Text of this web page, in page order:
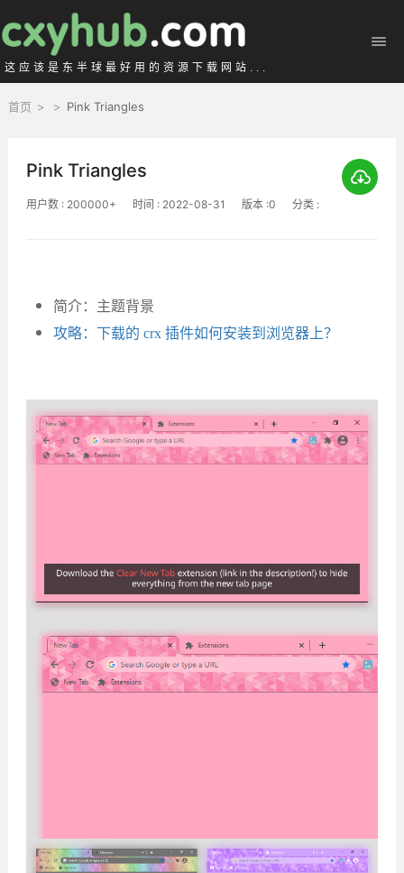
这应该是东半球最好用的资源下载网站...
首页 > > Pink Triangles
Pink Triangles
用户数 : 200000+ 时间 : 2022-08-31 版本 :0 分类 :
简介：主题背景
攻略：下载的 crx 插件如何安装到浏览器上？